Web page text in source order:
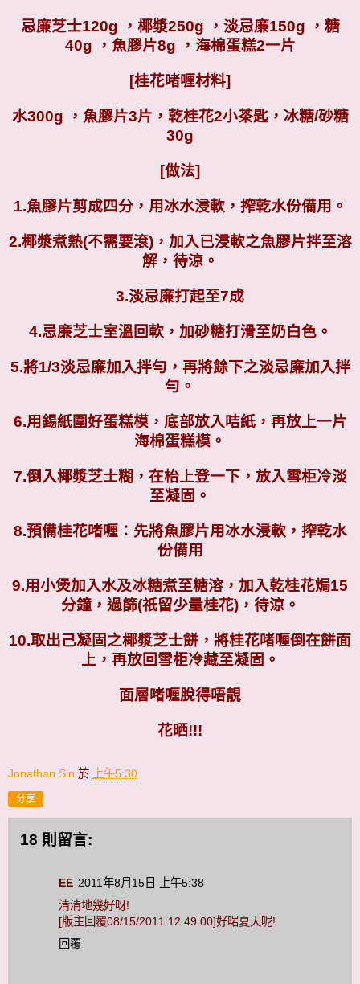
忌廉芝士120g ，椰漿250g ，淡忌廉150g ，糖
40g ，魚膠片8g ，海棉蛋糕2一片
[桂花啫喱材料]
水300g ，魚膠片3片，乾桂花2小茶匙，冰糖/砂糖
30g
[做法]
1.魚膠片剪成四分，用冰水浸軟，搾乾水份備用。
2.椰漿煮熱(不需要滾)，加入已浸軟之魚膠片拌至溶
解，待涼。
3.淡忌廉打起至7成
4.忌廉芝士室溫回軟，加砂糖打滑至奶白色。
5.將1/3淡忌廉加入拌勻，再將餘下之淡忌廉加入拌
勻。
6.用錫紙圍好蛋糕模，底部放入咭紙，再放上一片
海棉蛋糕模。
7.倒入椰漿芝士糊，在枱上登一下，放入雪柜冷淡
至凝固。
8.預備桂花啫喱：先將魚膠片用冰水浸軟，搾乾水
份備用
9.用小煲加入水及冰糖煮至糖溶，加入乾桂花焗15
分鐘，過篩(祇留少量桂花)，待涼。
10.取出己凝固之椰漿芝士餅，將桂花啫喱倒在餅面
上，再放回雪柜冷藏至凝固。
面層啫喱脫得唔靚
花晒!!!
Jonathan Sin 於 上午5:30
分享
18 則留言:
EE 2011年8月15日 上午5:38
清清地幾好呀!
[版主回覆08/15/2011 12:49:00]好啱夏天呢!
回覆